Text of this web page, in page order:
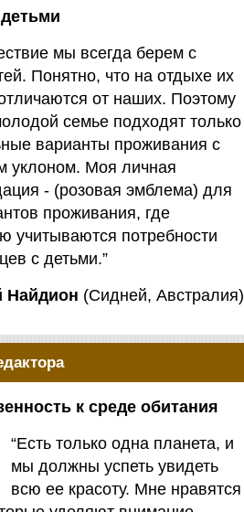
мы всегда берем с
Понятно, что на отдыхе их
от наших. Поэтому
семье подходят только
варианты проживания с
уклоном. Моя личная
- (розовая эмблема) для
проживания, где
учитываются потребности
с детьми.”
Найдион (Сидней, Австралия)
к среде обитания
“Есть только одна планета, и
мы должны успеть увидеть
всю ее красоту. Мне нравятся